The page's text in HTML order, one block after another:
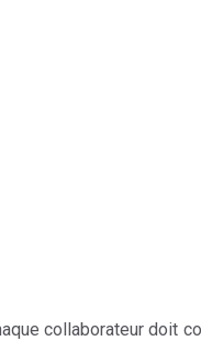
collaborateur doit